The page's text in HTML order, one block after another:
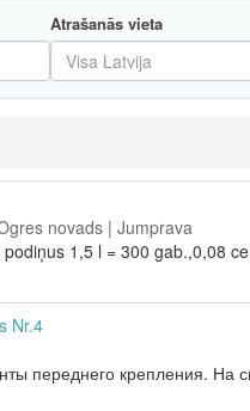
Atrašanās vieta
novads | Jumprava
1,5 l = 300 gab.,0,08
Nr.4
переднего крепления.